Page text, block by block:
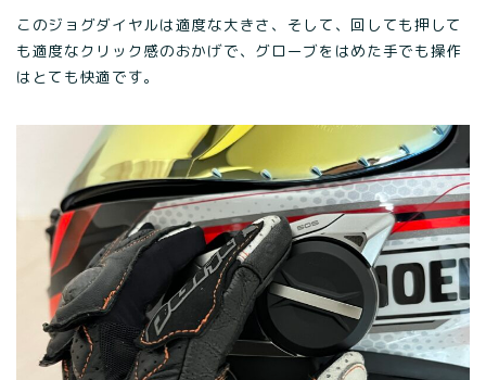
このジョグダイヤルは適度な大きさ、そして、回しても押して
も適度なクリック感のおかげで、グローブをはめた手でも操作
はとても快適です。